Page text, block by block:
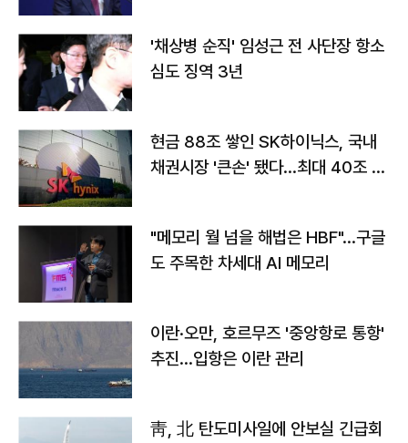
'채상병 순직' 임성근 전 사단장 항소
심도 징역 3년
현금 88조 쌓인 SK하이닉스, 국내
채권시장 '큰손' 됐다…최대 40조 투
"메모리 월 넘을 해법은 HBF"…구글
도 주목한 차세대 AI 메모리
이란·오만, 호르무즈 '중앙항로 통항'
추진…입항은 이란 관리
靑, 北 탄도미사일에 안보실 긴급회